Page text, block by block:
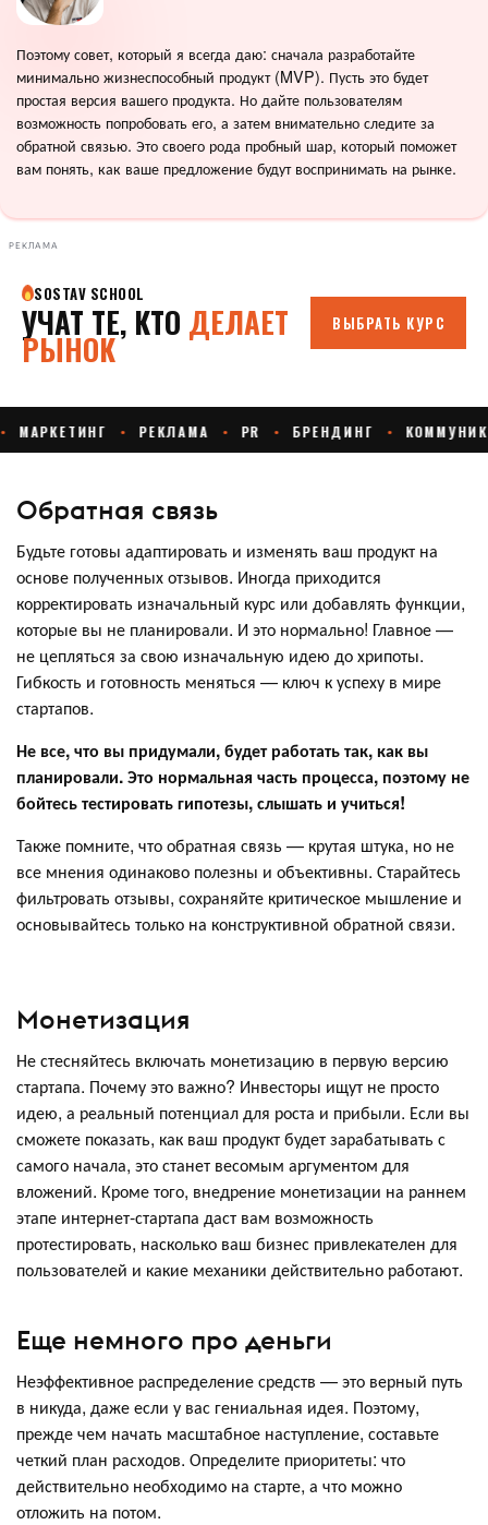
Поэтому совет, который я всегда даю: сначала разработайте
минимально жизнеспособный продукт (MVP). Пусть это будет
простая версия вашего продукта. Но дайте пользователям
возможность попробовать его, а затем внимательно следите за
обратной связью. Это своего рода пробный шар, который поможет
вам понять, как ваше предложение будут воспринимать на рынке.
РЕКЛАМА
Обратная связь
Будьте готовы адаптировать и изменять ваш продукт на
основе полученных отзывов. Иногда приходится
корректировать изначальный курс или добавлять функции,
которые вы не планировали. И это нормально! Главное —
не цепляться за свою изначальную идею до хрипоты.
Гибкость и готовность меняться — ключ к успеху в мире
стартапов.
Не все, что вы придумали, будет работать так, как вы
планировали. Это нормальная часть процесса, поэтому не
бойтесь тестировать гипотезы, слышать и учиться!
Также помните, что обратная связь — крутая штука, но не
все мнения одинаково полезны и объективны. Старайтесь
фильтровать отзывы, сохраняйте критическое мышление и
основывайтесь только на конструктивной обратной связи.
Монетизация
Не стесняйтесь включать монетизацию в первую версию
стартапа. Почему это важно? Инвесторы ищут не просто
идею, а реальный потенциал для роста и прибыли. Если вы
сможете показать, как ваш продукт будет зарабатывать с
самого начала, это станет весомым аргументом для
вложений. Кроме того, внедрение монетизации на раннем
этапе интернет-стартапа даст вам возможность
протестировать, насколько ваш бизнес привлекателен для
пользователей и какие механики действительно работают.
Еще немного про деньги
Неэффективное распределение средств — это верный путь
в никуда, даже если у вас гениальная идея. Поэтому,
прежде чем начать масштабное наступление, составьте
четкий план расходов. Определите приоритеты: что
действительно необходимо на старте, а что можно
отложить на потом.